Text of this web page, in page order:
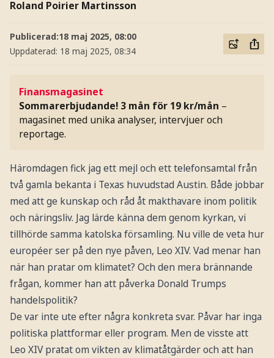
Roland Poirier Martinsson
Publicerad:18 maj 2025, 08:00
Uppdaterad: 18 maj 2025, 08:34
Finansmagasinet
Sommarerbjudande! 3 mån för 19 kr/mån –
magasinet med unika analyser, intervjuer och
reportage.
Häromdagen fick jag ett mejl och ett telefonsamtal från
två gamla bekanta i Texas huvudstad Austin. Både jobbar
med att ge kunskap och råd åt makthavare inom politik
och näringsliv. Jag lärde känna dem genom kyrkan, vi
tillhörde samma katolska församling. Nu ville de veta hur
européer ser på den nye påven, Leo XIV. Vad menar han
när han pratar om klimatet? Och den mera brännande
frågan, kommer han att påverka Donald Trumps
handelspolitik?
De var inte ute efter några konkreta svar. Påvar har inga
politiska plattformar eller program. Men de visste att
Leo XIV pratat om vikten av klimatåtgärder och att han